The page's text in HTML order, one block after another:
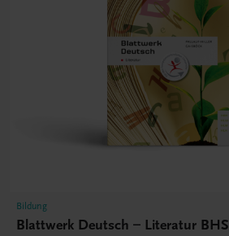
Bildung
Blattwerk Deutsch – Literatur BHS